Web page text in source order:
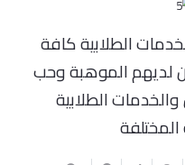
الطلابية كافة
لديهم الموهبة وحب
الطلابية